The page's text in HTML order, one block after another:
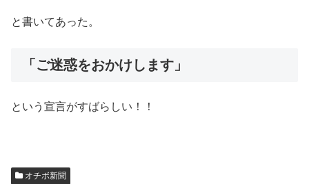
と書いてあった。
「ご迷惑をおかけします」
という宣言がすばらしい！！
オチボ新聞